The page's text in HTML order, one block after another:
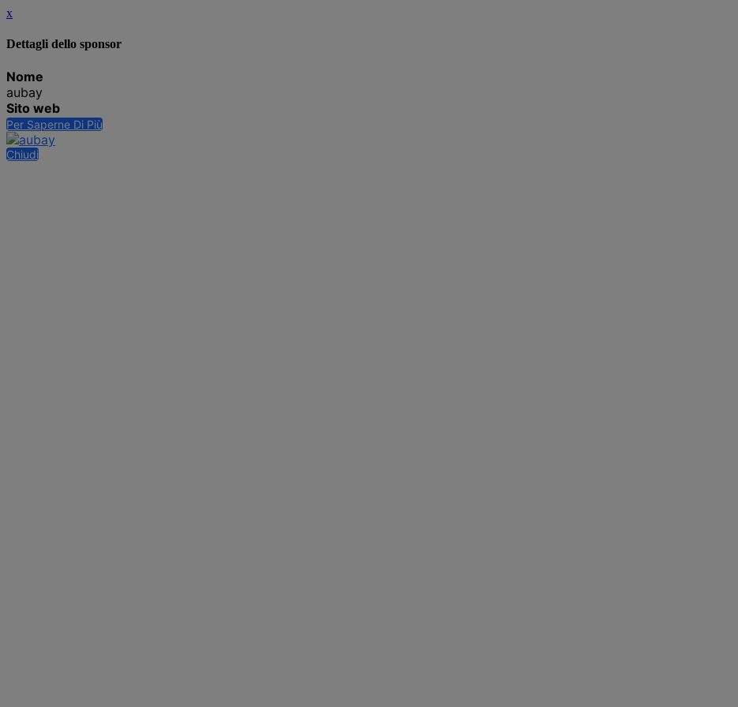
x
Dettagli dello sponsor
Nome
aubay
Sito web
Per Saperne Di Più
Chiudi